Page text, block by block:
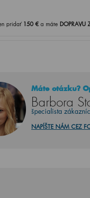
pridať 150€ a máte DOPRAVU
Máte otázku?
Barbora
špecialista
NAPÍŠTE NÁM CEZ